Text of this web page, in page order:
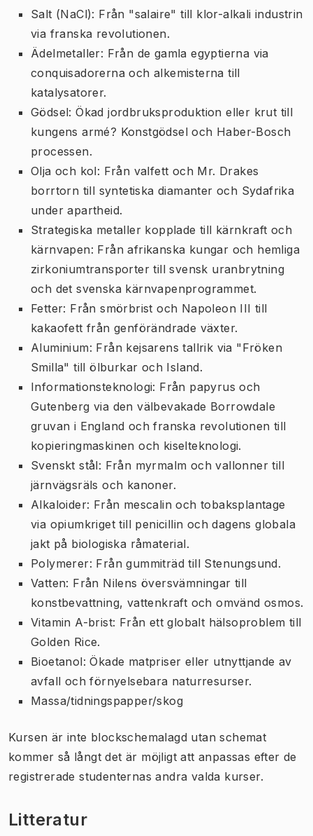
Salt (NaCl): Från "salaire" till klor-alkali industrin
via franska revolutionen.
Ädelmetaller: Från de gamla egyptierna via
conquisadorerna och alkemisterna till
katalysatorer.
Gödsel: Ökad jordbruksproduktion eller krut till
kungens armé? Konstgödsel och Haber-Bosch
processen.
Olja och kol: Från valfett och Mr. Drakes
borrtorn till syntetiska diamanter och Sydafrika
under apartheid.
Strategiska metaller kopplade till kärnkraft och
kärnvapen: Från afrikanska kungar och hemliga
zirkoniumtransporter till svensk uranbrytning
och det svenska kärnvapenprogrammet.
Fetter: Från smörbrist och Napoleon III till
kakaofett från genförändrade växter.
Aluminium: Från kejsarens tallrik via "Fröken
Smilla" till ölburkar och Island.
Informationsteknologi: Från papyrus och
Gutenberg via den välbevakade Borrowdale
gruvan i England och franska revolutionen till
kopieringmaskinen och kiselteknologi.
Svenskt stål: Från myrmalm och vallonner till
järnvägsräls och kanoner.
Alkaloider: Från mescalin och tobaksplantage
via opiumkriget till penicillin och dagens globala
jakt på biologiska råmaterial.
Polymerer: Från gummiträd till Stenungsund.
Vatten: Från Nilens översvämningar till
konstbevattning, vattenkraft och omvänd osmos.
Vitamin A-brist: Från ett globalt hälsoproblem till
Golden Rice.
Bioetanol: Ökade matpriser eller utnyttjande av
avfall och förnyelsebara naturresurser.
Massa/tidningspapper/skog
Kursen är inte blockschemalagd utan schemat
kommer så långt det är möjligt att anpassas efter de
registrerade studenternas andra valda kurser.
Litteratur